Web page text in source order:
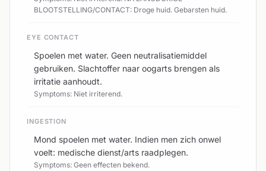
BLOOTSTELLING/CONTACT: Droge huid. Gebarsten huid.
EYE CONTACT
Spoelen met water. Geen neutralisatiemiddel
gebruiken. Slachtoffer naar oogarts brengen als
irritatie aanhoudt.
Symptoms: Niet irriterend.
INGESTION
Mond spoelen met water. Indien men zich onwel
voelt: medische dienst/arts raadplegen.
Symptoms: Geen effecten bekend.